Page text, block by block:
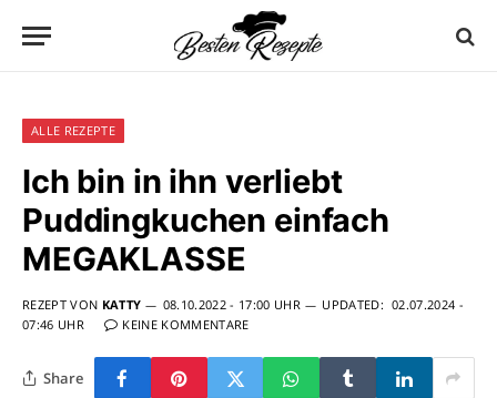
ALLE REZEPTE
Ich bin in ihn verliebt
Puddingkuchen einfach
MEGAKLASSE
REZEPT VON KATTY 08.10.2022 - 17:00 UHR UPDATED: 02.07.2024 -
07:46 UHR
KEINE KOMMENTARE
Share